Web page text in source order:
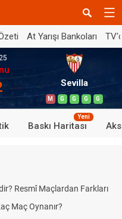
At Yarışı Bankoları
Sevilla
M G G G G
Baskı Haritası
Yeni
Resmî Maçlardan Farkları
Maç Oynanır?